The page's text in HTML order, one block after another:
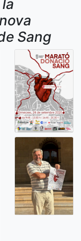
Sang